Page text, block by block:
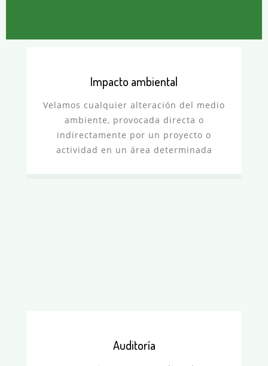
Impacto ambiental
Velamos cualquier alteración del medio
ambiente, provocada directa o
indirectamente por un proyecto o
actividad en un área determinada
Auditoría